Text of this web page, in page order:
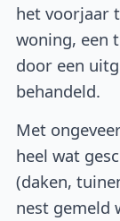
het voorjaar
woning, een
door een
behandeld.
Met
heel wat
(daken,
nest gemeld